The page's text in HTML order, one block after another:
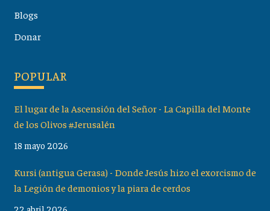
Blogs
Donar
POPULAR
El lugar de la Ascensión del Señor - La Capilla del Monte
de los Olivos #Jerusalén
18 mayo 2026
Kursi (antigua Gerasa) - Donde Jesús hizo el exorcismo de
la Legión de demonios y la piara de cerdos
22 abril 2026